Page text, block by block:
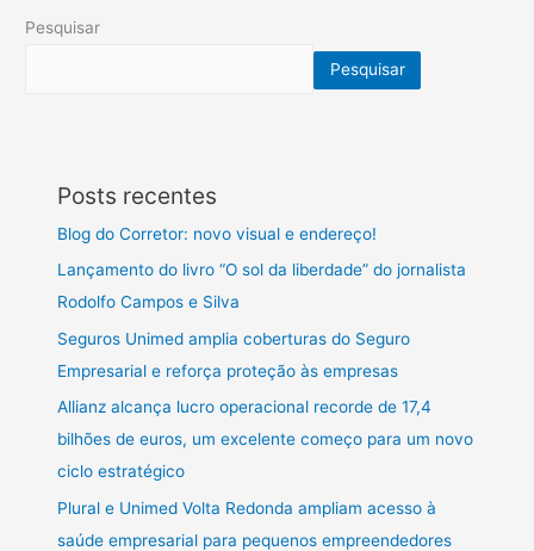
Pesquisar
Pesquisar
Posts recentes
Blog do Corretor: novo visual e endereço!
Lançamento do livro “O sol da liberdade” do jornalista
Rodolfo Campos e Silva
Seguros Unimed amplia coberturas do Seguro
Empresarial e reforça proteção às empresas
Allianz alcança lucro operacional recorde de 17,4
bilhões de euros, um excelente começo para um novo
ciclo estratégico
Plural e Unimed Volta Redonda ampliam acesso à
saúde empresarial para pequenos empreendedores